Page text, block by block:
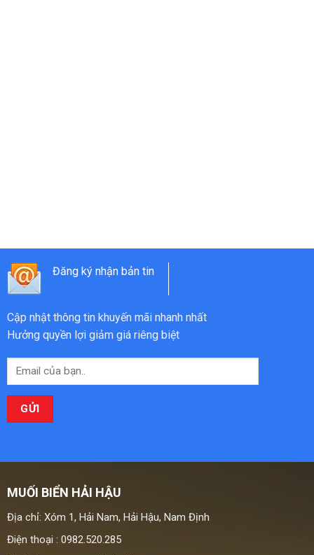
Đăng ký nhận bản tin
Cập nhật thông tin khuyến mãi nhanh nhất
Hưởng quyền lợi giảm giá riêng biệt
MUỐI BIỂN HẢI HẬU
Địa chỉ: Xóm 1, Hải Nam, Hải Hậu, Nam Định
Điện thoại : 0982.520.285